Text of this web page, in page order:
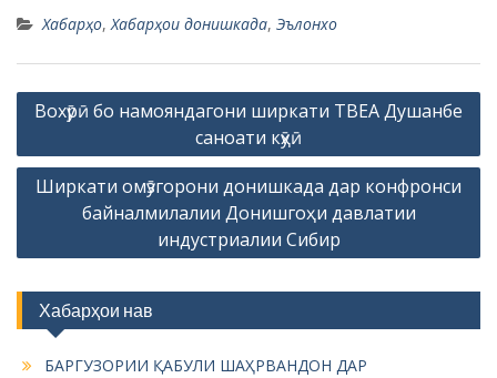
Хабарҳо, Хабарҳои донишкада, Эълонхо
P
s
a
v
i
g
Вохӯрӣ бо намояндагони ширкати ТВЕА Душанбе
саноати кӯҳӣ
Ширкати омӯзгорони донишкада дар конфронси
байналмилалии Донишгоҳи давлатии
индустриалии Сибир
Хабарҳои нав
БАРГУЗОРИИ ҚАБУЛИ ШАҲРВАНДОН ДАР